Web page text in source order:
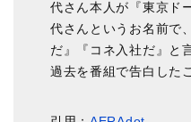
代さん本人が『東京ド
代さんというお名前で
だ』『コネ入社だ』と
過去を番組で告白した